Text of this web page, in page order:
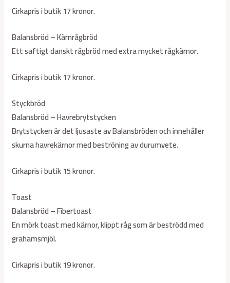
Cirkapris i butik 17 kronor.
Balansbröd – Kärnrågbröd
Ett saftigt danskt rågbröd med extra mycket rågkärnor.
Cirkapris i butik 17 kronor.
Styckbröd
Balansbröd – Havrebrytstycken
Brytstycken är det ljusaste av Balansbröden och innehåller
skurna havrekärnor med beströning av durumvete.
Cirkapris i butik 15 kronor.
Toast
Balansbröd – Fibertoast
En mörk toast med kärnor, klippt råg som är beströdd med
grahamsmjöl.
Cirkapris i butik 19 kronor.